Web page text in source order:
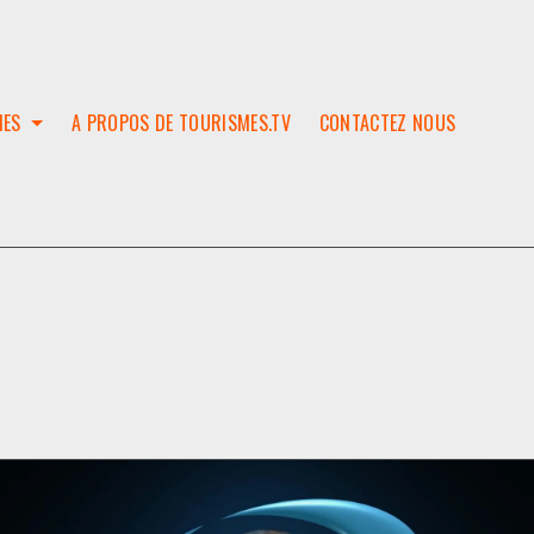
A PROPOS DE TOURISMES.TV CONTACTEZ NOUS